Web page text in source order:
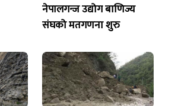
नेपालगन्ज उद्योग बाणिज्य
संघको मतगणना शुरु